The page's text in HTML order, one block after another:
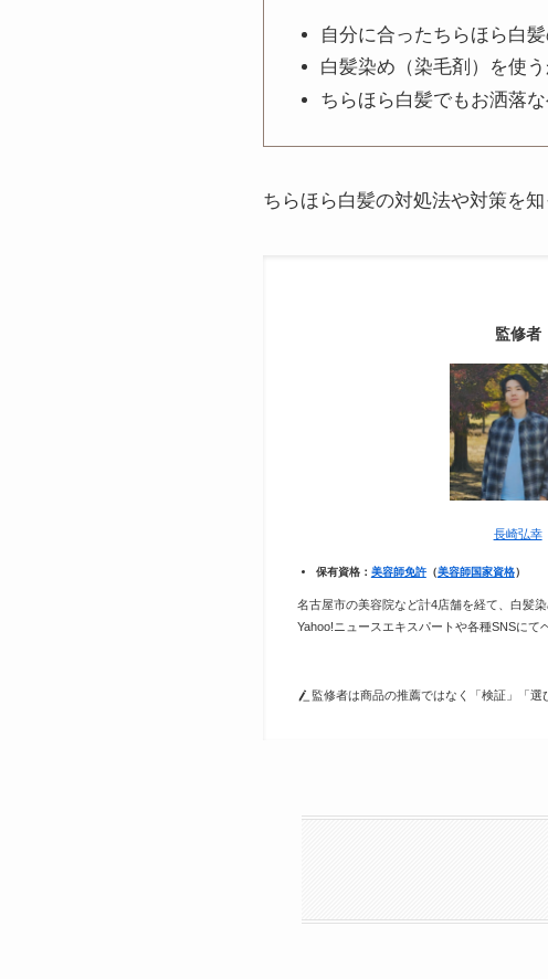
自分に合ったちらほら白
白髪染め（染毛剤）を使
ちらほら白髪でもお洒落
ちらほら白髪の対処法や対策を
監修者
長崎弘幸
保有資格： 美容師免許（美容師国家資格）
名古屋市の美容院など計4店舗を経て、白髪
Yahoo!ニュースエキスパートや各種SNSにて
監修者は商品の推薦ではなく「検証」「選